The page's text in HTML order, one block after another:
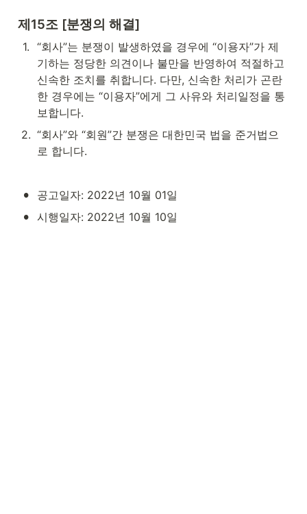
제15조 [분쟁의 해결]
1. “회사”는 분쟁이 발생하였을 경우에 “이용자”가 제
기하는 정당한 의견이나 불만을 반영하여 적절하고
신속한 조치를 취합니다. 다만, 신속한 처리가 곤란
한 경우에는 “이용자”에게 그 사유와 처리일정을 통
보합니다.
2. “회사”와 “회원”간 분쟁은 대한민국 법을 준거법으
로 합니다.
• 공고일자: 2022년 10월 01일
• 시행일자: 2022년 10월 10일